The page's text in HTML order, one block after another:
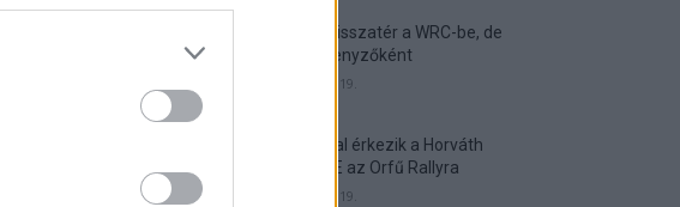
Munster visszatér a WRC-be, de
nem versenyzőként
2026. április 19.
Hat autóval érkezik a Horváth
Rallye ASE az Orfű Rallyra
2026. április 19.